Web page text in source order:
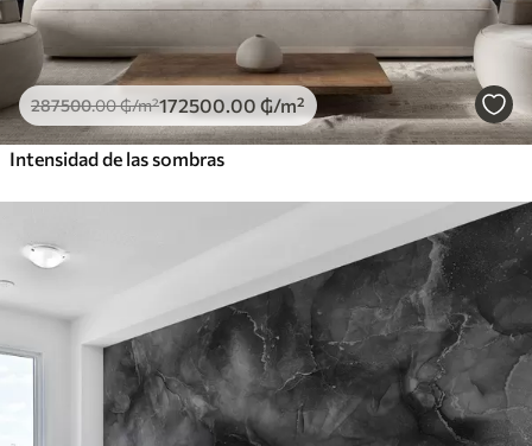
287500.00₲/m²172500 .00 ₲/m²
Intensidad de las sombras